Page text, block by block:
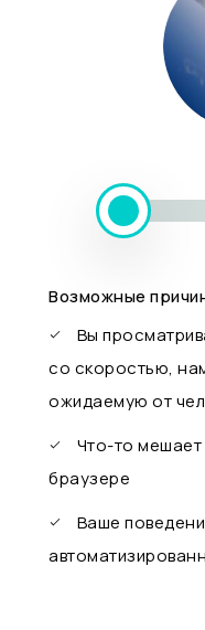
Возможные
Вы
со скоростью,
ожидаемую от
Что-то
браузере
Ваше